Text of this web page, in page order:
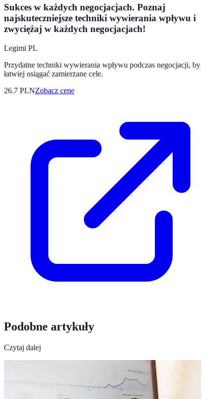
Sukces w każdych negocjacjach. Poznaj
najskuteczniejsze techniki wywierania wpływu i
zwyciężaj w każdych negocjacjach!
Legimi PL
Przydatne techniki wywierania wpływu podczas negocjacji, by
łatwiej osiągać zamierzane cele.
26.7 PLNZobacz cenę
Podobne artykuły
Czytaj dalej